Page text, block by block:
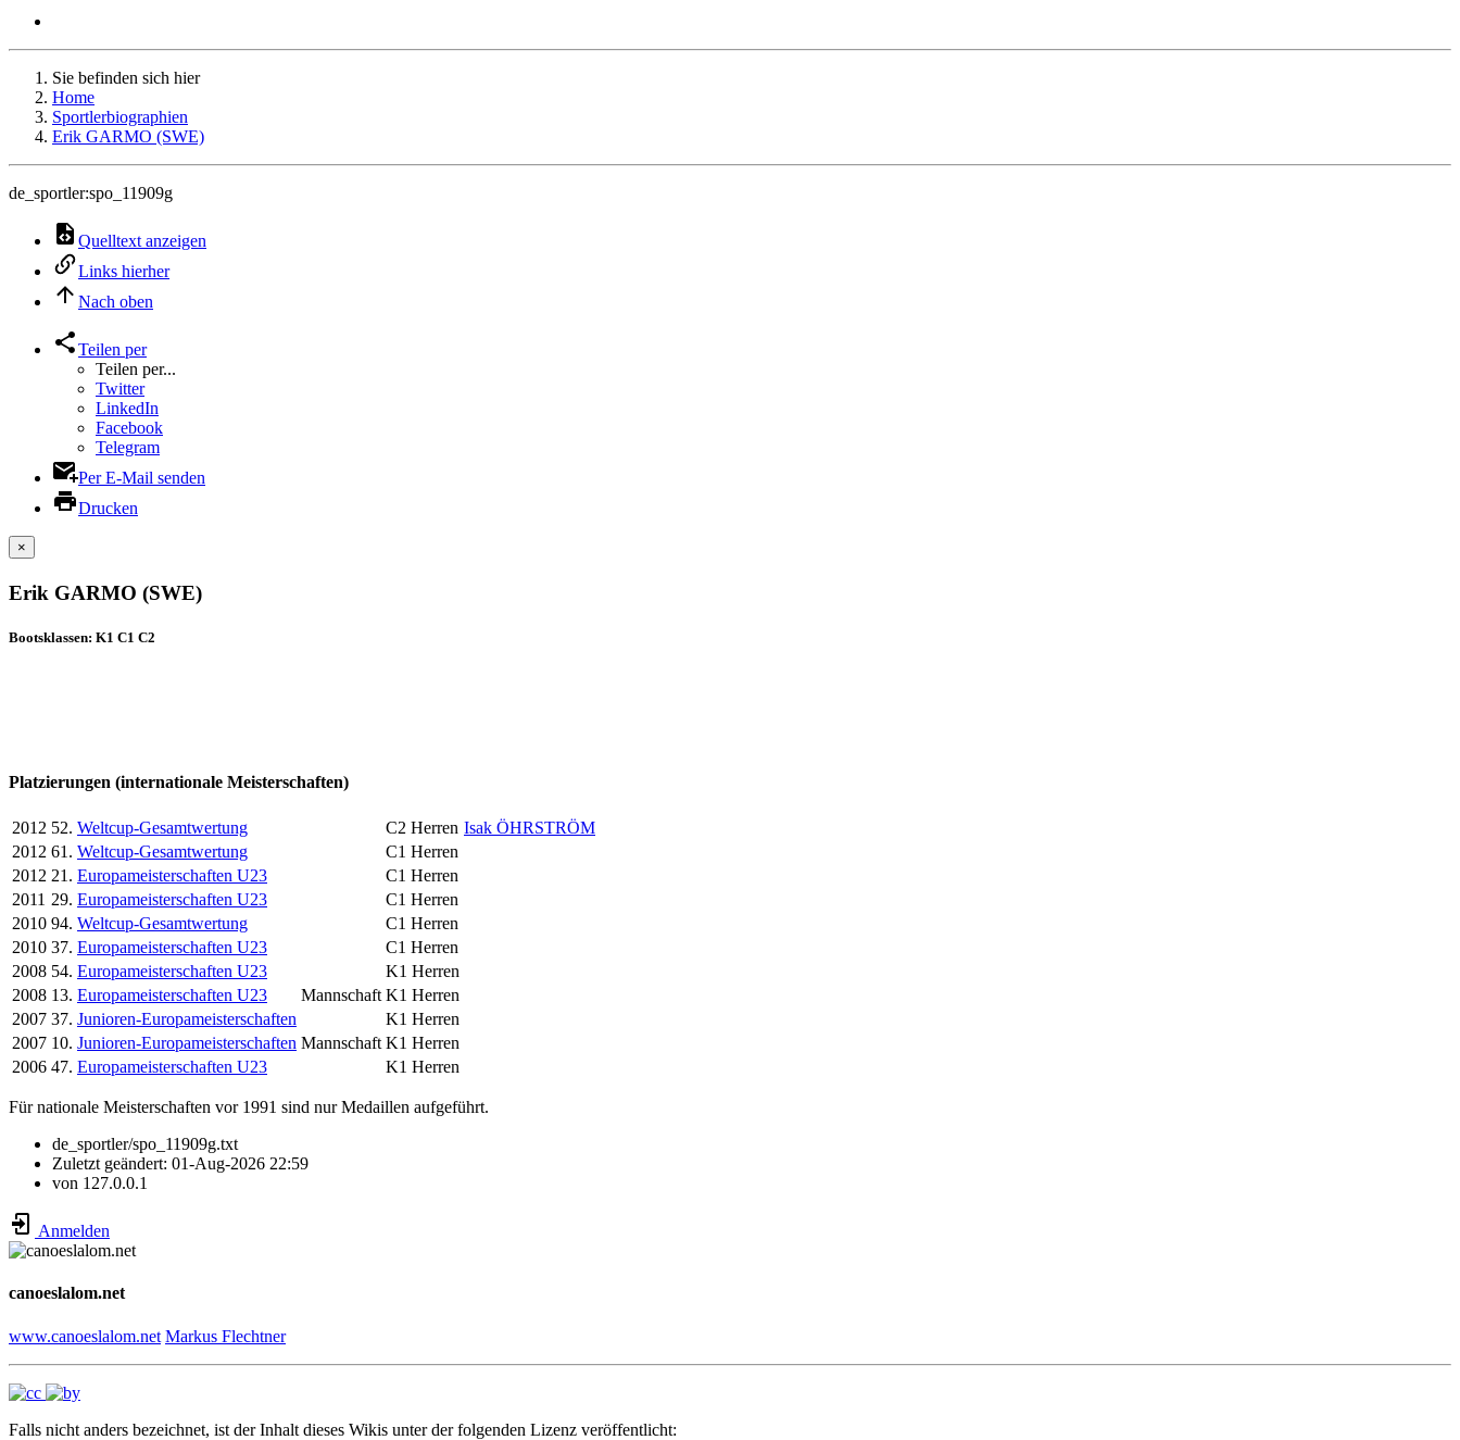
Sie befinden sich hier
Home
Sportlerbiographien
Erik GARMO (SWE)
de_sportler:spo_11909g
Quelltext anzeigen
Links hierher
Nach oben
Teilen per
Teilen per...
Twitter
LinkedIn
Facebook
Telegram
Per E-Mail senden
Drucken
×
Erik GARMO (SWE)
Bootsklassen: K1 C1 C2
Platzierungen (internationale Meisterschaften)
2012 52. Weltcup-Gesamtwertung C2 Herren Isak ÖHRSTRÖM
2012 61. Weltcup-Gesamtwertung
C1 Herren
2012 21. Europameisterschaften U23
C1 Herren
2011 29. Europameisterschaften U23
C1 Herren
2010 94. Weltcup-Gesamtwertung
C1 Herren
2010 37. Europameisterschaften U23
C1 Herren
2008 54. Europameisterschaften U23
K1 Herren
2008 13. Europameisterschaften U23 Mannschaft K1 Herren
2007 37. Junioren-Europameisterschaften
K1 Herren
2007 10. Junioren-Europameisterschaften Mannschaft K1 Herren
2006 47. Europameisterschaften U23 K1 Herren
Für nationale Meisterschaften vor 1991 sind nur Medaillen aufgeführt.
de_sportler/spo_11909g.txt
Zuletzt geändert: 01-Aug-2026 22:59
von 127.0.0.1
Anmelden
canoeslalom.net
www.canoeslalom.net Markus Flechtner
Falls nicht anders bezeichnet, ist der Inhalt dieses Wikis unter der folgenden Lizenz veröffentlicht: